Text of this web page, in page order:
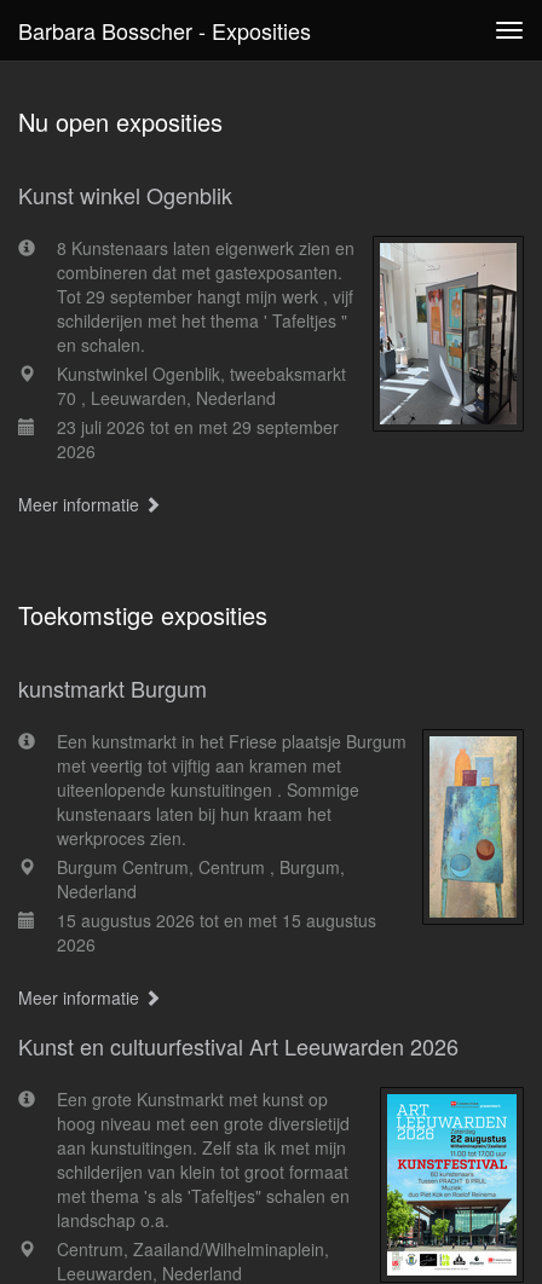
Barbara Bosscher - Exposities
Nu open exposities
Kunst winkel Ogenblik
8 Kunstenaars laten eigenwerk zien en
combineren dat met gastexposanten.
Tot 29 september hangt mijn werk , vijf
schilderijen met het thema ' Tafeltjes "
en schalen.
Kunstwinkel Ogenblik, tweebaksmarkt
70 , Leeuwarden, Nederland
23 juli 2026 tot en met 29 september
2026
Meer informatie
Toekomstige exposities
kunstmarkt Burgum
Een kunstmarkt in het Friese plaatsje Burgum
met veertig tot vijftig aan kramen met
uiteenlopende kunstuitingen . Sommige
kunstenaars laten bij hun kraam het
werkproces zien.
Burgum Centrum, Centrum , Burgum,
Nederland
15 augustus 2026 tot en met 15 augustus
2026
Meer informatie
Kunst en cultuurfestival Art Leeuwarden 2026
Een grote Kunstmarkt met kunst op
hoog niveau met een grote diversietijd
aan kunstuitingen. Zelf sta ik met mijn
schilderijen van klein tot groot formaat
met thema 's als 'Tafeltjes" schalen en
landschap o.a.
Centrum, Zaailand/Wilhelminaplein,
Leeuwarden, Nederland